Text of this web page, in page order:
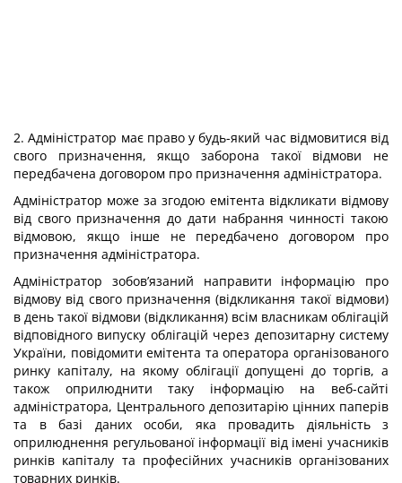
2. Адміністратор має право у будь-який час відмовитися від
свого призначення, якщо заборона такої відмови не
передбачена договором про призначення адміністратора.
Адміністратор може за згодою емітента відкликати відмову
від свого призначення до дати набрання чинності такою
відмовою, якщо інше не передбачено договором про
призначення адміністратора.
Адміністратор зобов’язаний направити інформацію про
відмову від свого призначення (відкликання такої відмови)
в день такої відмови (відкликання) всім власникам облігацій
відповідного випуску облігацій через депозитарну систему
України, повідомити емітента та оператора організованого
ринку капіталу, на якому облігації допущені до торгів, а
також оприлюднити таку інформацію на веб-сайті
адміністратора, Центрального депозитарію цінних паперів
та в базі даних особи, яка провадить діяльність з
оприлюднення регульованої інформації від імені учасників
ринків капіталу та професійних учасників організованих
товарних ринків.